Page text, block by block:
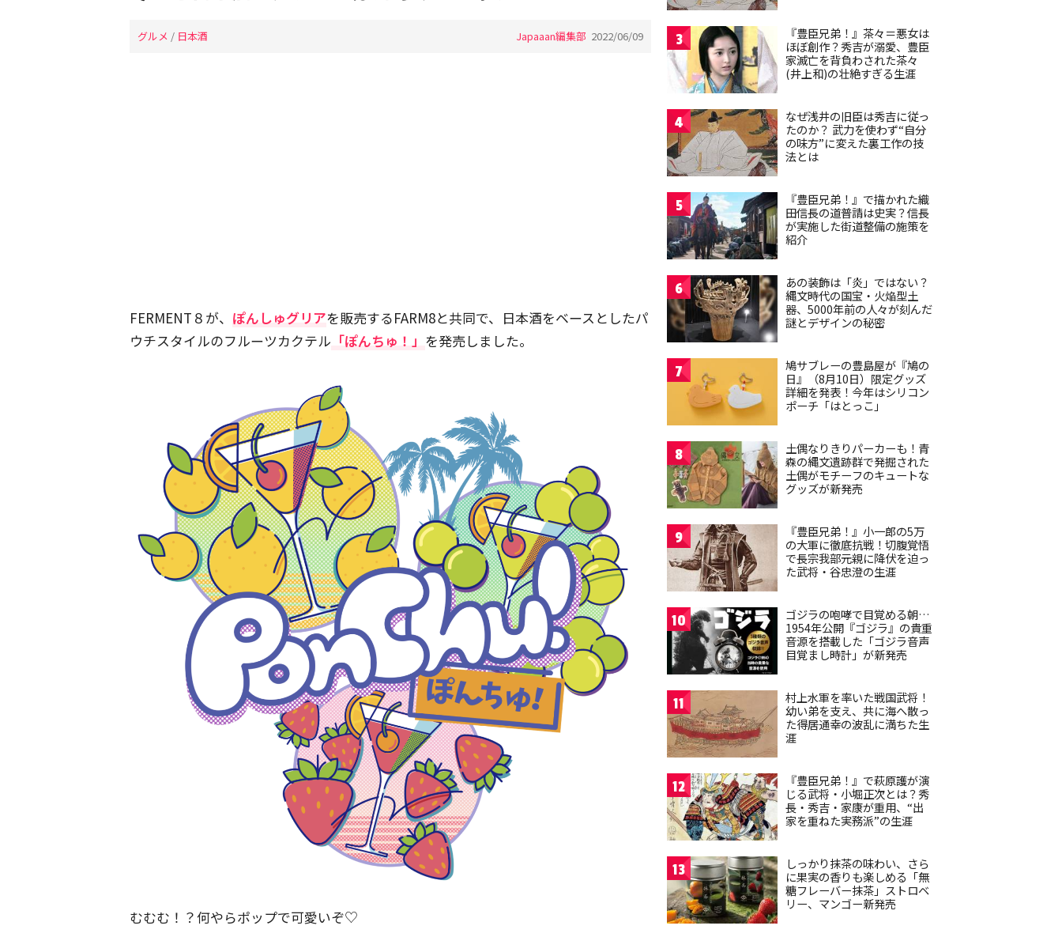
グルメ / 日本酒 Japaaan編集部 2022/06/09
FERMENT８が、 ぽんしゅグリアを販売するFARM8と共同で、日本酒をベースとしたパ
ウチスタイルのフルーツカクテル 「ぽんちゅ！」 を発売しました。
むむむ！？何やらポップで可愛いぞ♡
3
『豊臣兄弟！』茶々＝悪女は
ほぼ創作？秀吉が溺愛、豊臣
家滅亡を背負わされた茶々
(井上和)の壮絶すぎる生涯
4
なぜ浅井の旧臣は秀吉に従っ
たのか？ 武力を使わず“自分
の味方”に変えた裏工作の技
法とは
5
『豊臣兄弟！』で描かれた織
田信長の道普請は史実？信長
が実施した街道整備の施策を
紹介
6
あの装飾は「炎」ではない？
縄文時代の国宝・火焔型土
器、5000年前の人々が刻んだ
謎とデザインの秘密
7
鳩サブレーの豊島屋が『鳩の
日』（8月10日）限定グッズ
詳細を発表！今年はシリコン
ポーチ「はとっこ」
8
土偶なりきりパーカーも！青
森の縄文遺跡群で発掘された
土偶がモチーフのキュートな
グッズが新発売
9
『豊臣兄弟！』小一郎の5万
の大軍に徹底抗戦！切腹覚悟
で長宗我部元親に降伏を迫っ
た武将・谷忠澄の生涯
10
ゴジラの咆哮で目覚める朝…
1954年公開『ゴジラ』の貴重
音源を搭載した「ゴジラ音声
目覚まし時計」が新発売
11
村上水軍を率いた戦国武将！
幼い弟を支え、共に海へ散っ
た得居通幸の波乱に満ちた生
涯
12
『豊臣兄弟！』で萩原護が演
じる武将・小堀正次とは？秀
長・秀吉・家康が重用、“出
家を重ねた実務派”の生涯
13
しっかり抹茶の味わい、さら
に果実の香りも楽しめる「無
糖フレーバー抹茶」ストロベ
リー、マンゴー新発売